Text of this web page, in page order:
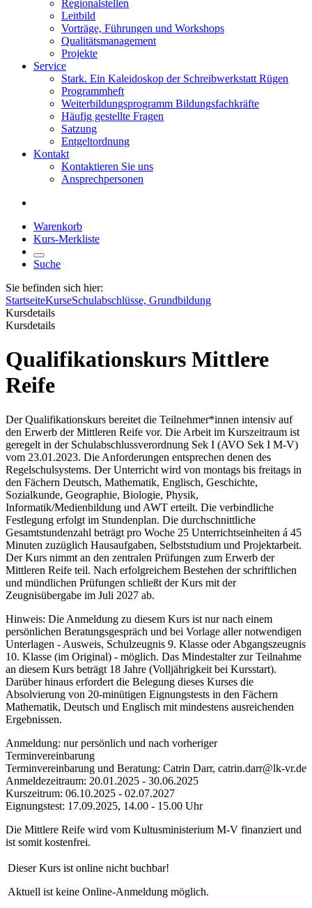
Regionalstellen
Leitbild
Vorträge, Führungen und Workshops
Qualitätsmanagement
Projekte
Service
Stark. Ein Kaleidoskop der Schreibwerkstatt Rügen
Programmheft
Weiterbildungsprogramm Bildungsfachkräfte
Häufig gestellte Fragen
Satzung
Entgeltordnung
Kontakt
Kontaktieren Sie uns
Ansprechpersonen
Warenkorb
Kurs-Merkliste
Suche
Sie befinden sich hier:
StartseiteKurseSchulabschlüsse, Grundbildung
Kursdetails
Kursdetails
Qualifikationskurs Mittlere
Reife
Der Qualifikationskurs bereitet die Teilnehmer*innen intensiv auf
den Erwerb der Mittleren Reife vor. Die Arbeit im Kurszeitraum ist
geregelt in der Schulabschlussverordnung Sek I (AVO Sek I M-V)
vom 23.01.2023. Die Anforderungen entsprechen denen des
Regelschulsystems. Der Unterricht wird von montags bis freitags in
den Fächern Deutsch, Mathematik, Englisch, Geschichte,
Sozialkunde, Geographie, Biologie, Physik,
Informatik/Medienbildung und AWT erteilt. Die verbindliche
Festlegung erfolgt im Stundenplan. Die durchschnittliche
Gesamtstundenzahl beträgt pro Woche 25 Unterrichtseinheiten á 45
Minuten zuzüglich Hausaufgaben, Selbststudium und Projektarbeit.
Der Kurs nimmt an den zentralen Prüfungen zum Erwerb der
Mittleren Reife teil. Nach erfolgreichem Bestehen der schriftlichen
und mündlichen Prüfungen schließt der Kurs mit der
Zeugnisübergabe im Juli 2027 ab.
Hinweis: Die Anmeldung zu diesem Kurs ist nur nach einem
persönlichen Beratungsgespräch und bei Vorlage aller notwendigen
Unterlagen - Ausweis, Schulzeugnis 9. Klasse oder Abgangszeugnis
10. Klasse (im Original) - möglich. Das Mindestalter zur Teilnahme
an diesem Kurs beträgt 18 Jahre (Volljährigkeit bei Kursstart).
Darüber hinaus erfordert die Belegung dieses Kurses die
Absolvierung von 20-minütigen Eignungstests in den Fächern
Mathematik, Deutsch und Englisch mit mindestens ausreichenden
Ergebnissen.
Anmeldung: nur persönlich und nach vorheriger
Terminvereinbarung
Terminvereinbarung und Beratung: Catrin Darr, catrin.darr@lk-vr.de
Anmeldezeitraum: 20.01.2025 - 30.06.2025
Kurszeitrum: 06.10.2025 - 02.07.2027
Eignungstest: 17.09.2025, 14.00 - 15.00 Uhr
Die Mittlere Reife wird vom Kultusministerium M-V finanziert und
ist somit kostenfrei.
Dieser Kurs ist online nicht buchbar!
Aktuell ist keine Online-Anmeldung möglich.